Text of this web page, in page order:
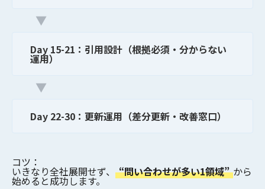
▼
Day 15-21：引用設計（根拠必須・分からない
運用）
▼
Day 22-30：更新運用（差分更新・改善窓口）
コツ：
いきなり全社展開せず、 “問い合わせが多い1領域” から
始めると成功します。